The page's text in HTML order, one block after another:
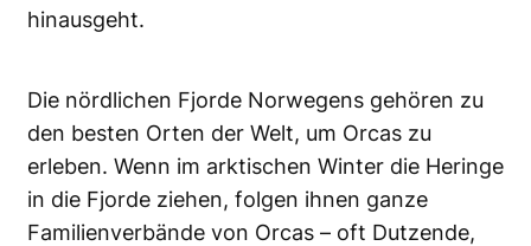
hinausgeht.
Die nördlichen Fjorde Norwegens gehören zu
den besten Orten der Welt, um Orcas zu
erleben. Wenn im arktischen Winter die Heringe
in die Fjorde ziehen, folgen ihnen ganze
Familienverbände von Orcas – oft Dutzende,